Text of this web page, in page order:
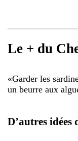
Le + du
«Garder les
un beurre aux
D’autres idées